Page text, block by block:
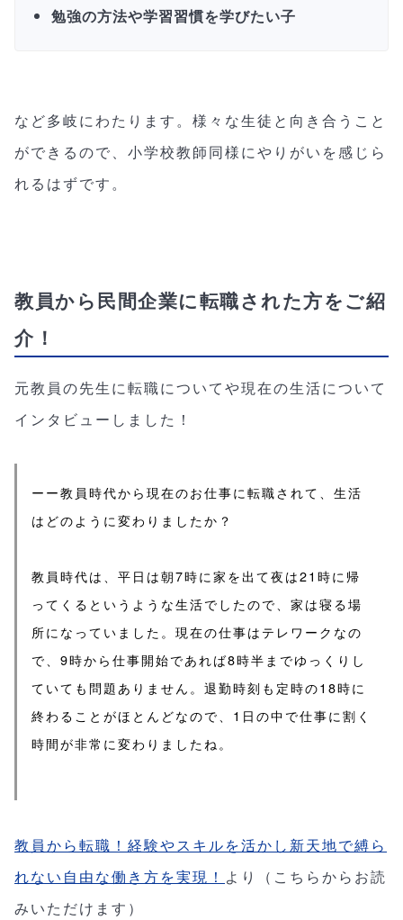
勉強の方法や学習習慣を学びたい子
など多岐にわたります。様々な生徒と向き合うこと
ができるので、小学校教師同様にやりがいを感じら
れるはずです。
教員から民間企業に転職された方をご紹
介！
元教員の先生に転職についてや現在の生活について
インタビューしました！
ーー教員時代から現在のお仕事に転職されて、生活
はどのように変わりましたか？
教員時代は、平日は朝7時に家を出て夜は21時に帰
ってくるというような生活でしたので、家は寝る場
所になっていました。現在の仕事はテレワークなの
で、9時から仕事開始であれば8時半までゆっくりし
ていても問題ありません。退勤時刻も定時の18時に
終わることがほとんどなので、1日の中で仕事に割く
時間が非常に変わりましたね。
教員から転職！経験やスキルを活かし新天地で縛ら
れない自由な働き方を実現！ より（こちらからお読
みいただけます）